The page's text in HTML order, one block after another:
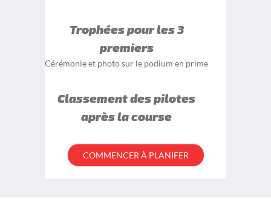
Trophées pour les 3
premiers
Cérémonie et photo sur le podium en prime
Classement des pilotes
après la course
COMMENCER À PLANIFER